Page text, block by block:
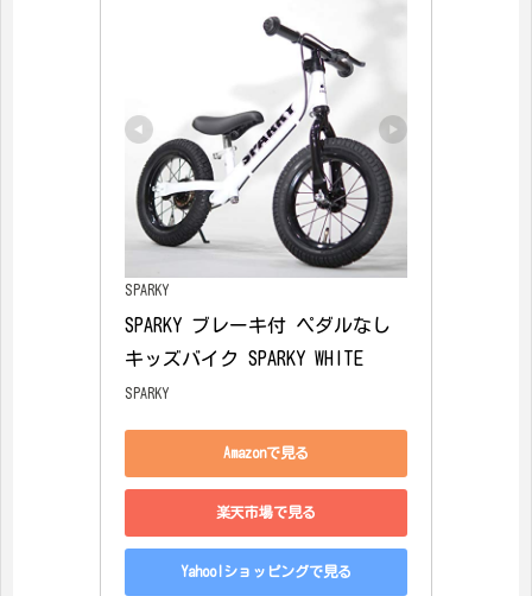
SPARKY
SPARKY ブレーキ付 ペダルなし
キッズバイク SPARKY WHITE
SPARKY
Amazonで見る
楽天市場で見る
Yahoo!ショッピングで見る